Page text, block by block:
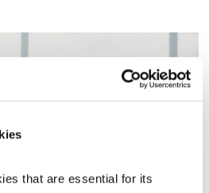
that are essential for its